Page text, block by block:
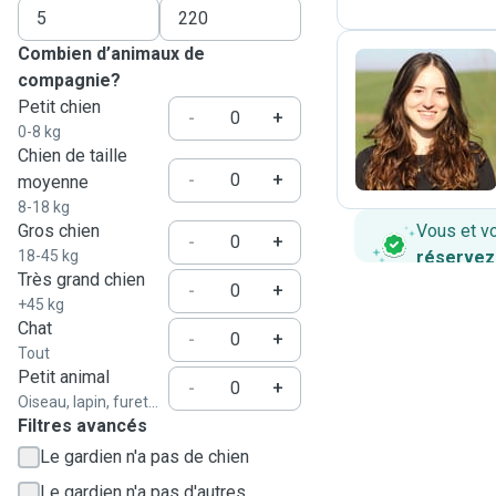
Combien d’animaux de
compagnie?
Petit chien
0-8 kg
-
+
Chien de taille
moyenne
8-18 kg
- +
Gros chien
18-45 kg
-
+
Très grand chien
+45 kg
-
+
Chat
Tout
-
+
Petit animal
Oiseau, lapin, furet...
-
+
Filtres avancés
Le gardien n'a pas de chien
S
Vous et
réservez